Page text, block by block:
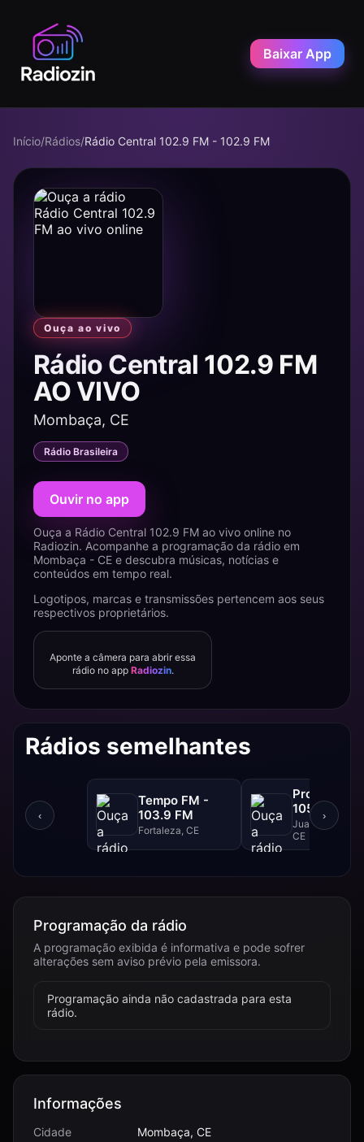
Baixar App
Início/Rádios/Rádio Central 102.9 FM - 102.9 FM
Ouça ao vivo
Rádio Central 102.9 FM
AO VIVO
Mombaça, CE
Rádio Brasileira
Ouvir no app
Ouça a Rádio Central 102.9 FM ao vivo online no
Radiozin. Acompanhe a programação da rádio em
Mombaça - CE e descubra músicas, notícias e
conteúdos em tempo real.
Logotipos, marcas e transmissões pertencem aos seus
respectivos proprietários.
Aponte a câmera para abrir essa
rádio no app Radiozin.
Rádios semelhantes
‹
Tempo FM -
103.9 FM
Fortaleza, CE
Progresso
105.1 FM
Juazeiro Do
CE
›
Programação da rádio
A programação exibida é informativa e pode sofrer
alterações sem aviso prévio pela emissora.
Programação ainda não cadastrada para esta
rádio.
Informações
Cidade
Mombaça, CE